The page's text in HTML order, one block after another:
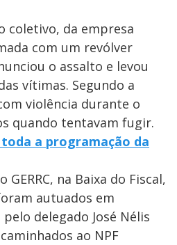
coletivo, da empresa
com um revólver
o assalto e levou
vítimas. Segundo a
violência durante o
quando tentavam fugir.
a programação da
GERRC, na Baixa do Fiscal,
autuados em
delegado José Nélis
ao NPF